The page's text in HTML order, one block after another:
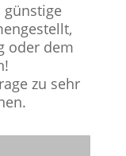
günstige
oder dem
zu sehr